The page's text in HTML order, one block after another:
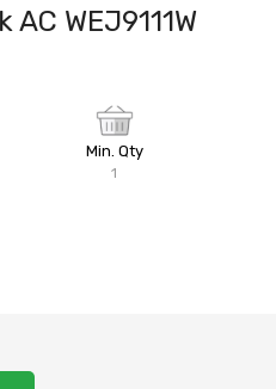
WEJ9111W
Min. Qty
1